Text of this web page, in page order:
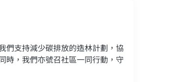
們支持減少碳排放的造林計劃，協
時，我們亦號召社區一同行動，守